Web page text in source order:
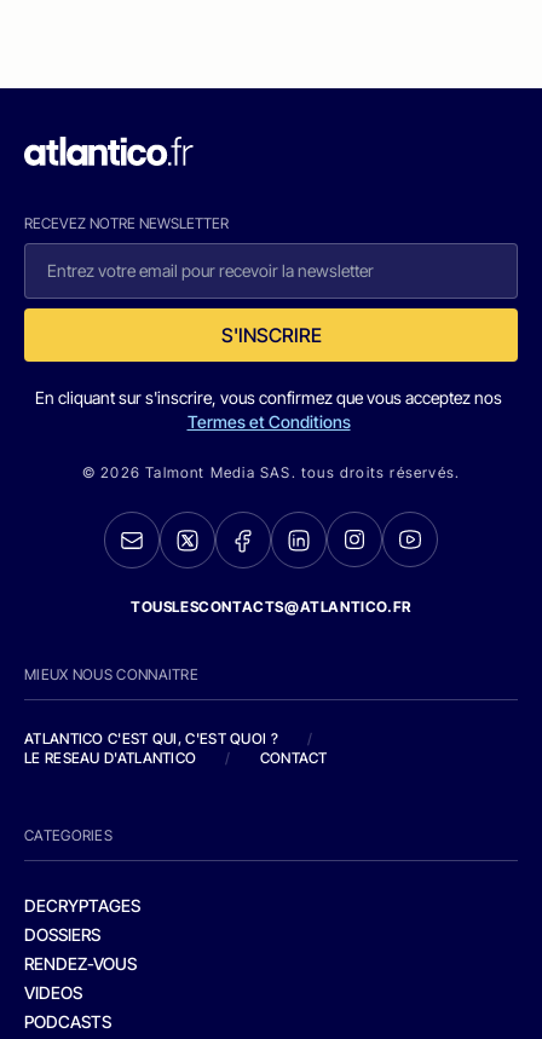
RECEVEZ NOTRE NEWSLETTER
S'INSCRIRE
En cliquant sur s'inscrire, vous confirmez que vous acceptez nos
Termes et Conditions
© 2026 Talmont Media SAS. tous droits réservés.
TOUSLESCONTACTS@ATLANTICO.FR
MIEUX NOUS CONNAITRE
ATLANTICO C'EST QUI, C'EST QUOI ?
/
LE RESEAU D'ATLANTICO
/ CONTACT
CATEGORIES
DECRYPTAGES
DOSSIERS
RENDEZ-VOUS
VIDEOS
PODCASTS